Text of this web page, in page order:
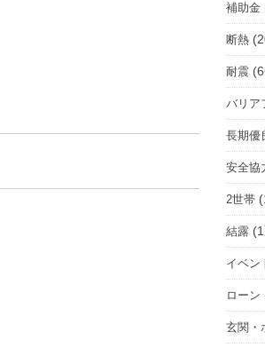
補助金
断熱
耐震
バリア
長期優
安全協
2世帯
結露
イベン
ローン
玄関・